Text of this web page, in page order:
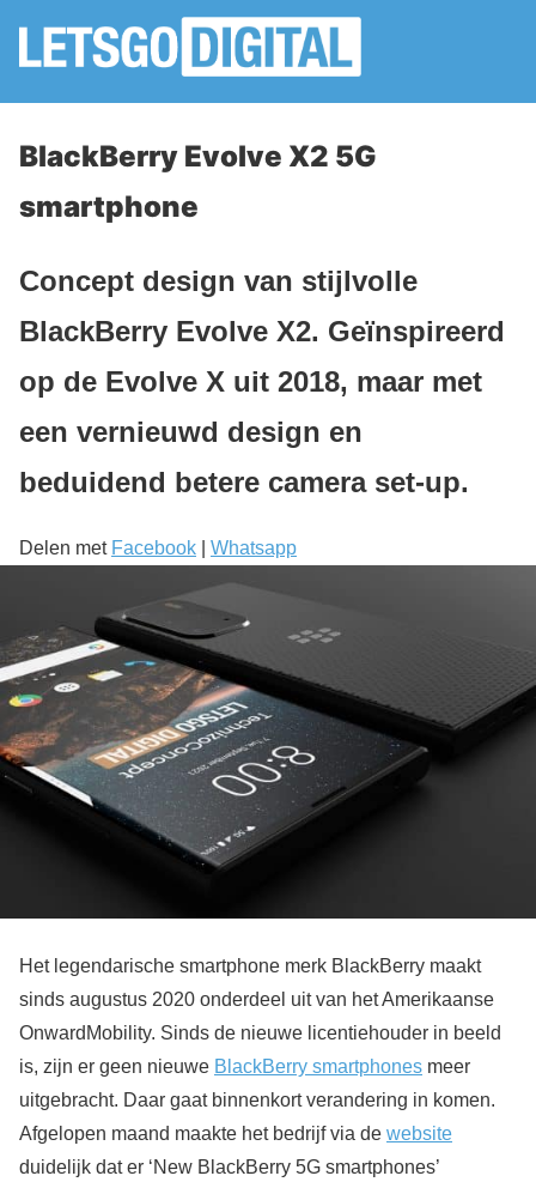
BlackBerry Evolve X2 5G
smartphone
Concept design van stijlvolle
BlackBerry Evolve X2. Geïnspireerd
op de Evolve X uit 2018, maar met
een vernieuwd design en
beduidend betere camera set-up.
Delen met Facebook Whatsapp
Het legendarische smartphone merk BlackBerry maakt
sinds augustus 2020 onderdeel uit van het Amerikaanse
OnwardMobility. Sinds de nieuwe licentiehouder in beeld
is, zijn er geen nieuwe BlackBerry smartphones meer
uitgebracht. Daar gaat binnenkort verandering in komen.
Afgelopen maand maakte het bedrijf via de website
duidelijk dat er ‘New BlackBerry 5G smartphones’